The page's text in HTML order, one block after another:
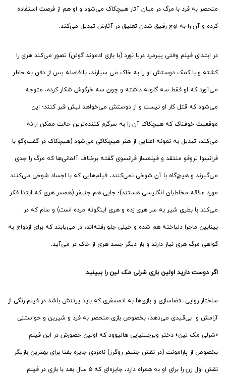
منحصر به فرد با مرگ در میان آثار هیچکاک می‌شود و او هم از فرصت استفاده
کرده و آن را به اوج رقیق شدن تعلیق در آثارش تبدیل می‌کند.
در ابتدای فیلم وقتی پیرمرد دریا نورد (با بازی ادموند گوئن) تصور می‌کند هری را
کشته و با کمک دوستش او را به خاک می سپارند، بلافاصله پس از دفن به خاطر
می‌آورد که او فقط سه گلوله داشته و چون سه خرگوش شکار کرده، متوجه
می‌شود که قتل کار او نیست و از دوستش می‌خواهد نبش قبر کنند؛ این
موقعیت خوفناک که هیچکاک آن را به سرگرم کننده‌ترین حالت ممکن ارائه
می‌کند، تبدیل به نمونه اعلایی از هنر هیچکاکی می‌شود (هیچکاک در گفت‌وگو با
فرانسوا تروفو منتقد و فیلمساز فرانسوی گفته برخلاف آلمانی‌ها که مرگ را جدی
می‌گیرند و هیچ‌گاه با آن شوخی نمی‌کنند، فیلم‌هایی که با اجساد شوخی می‌کنند
مورد علاقه مخاطبان انگلیسی هستند)؛ جایی هم جنیفر (همسر هری که ابتدا فکر
می‌کند با بطری شیر به سر هری زده و هری اینگونه مرده است) و سام که در
بینابین ماجرا دلباخته هم شده‌ و خیلی جلو رفته‌اند، در می‌یابند که برای ازدواج به
گواهی مرگ هری نیاز دارند و بار دیگر جسد هری از خاک در می‌آید.
اگر دوست دارید اولین بازی شرلی مک لین را ببینید
ساختار روایی، فضاسازی و بازی‌ها به اتمسفری که باید پرتنش باشد در فیلم رنگی از
آرامش و بی‌قیدی می‌دهد، بخصوص بازی منحصر به فرد و شیرین و خواستنی
«شرلی مک لین» دختر ویرجینیایی هالیوود که اولین حضورش در این فیلمِ
بخصوص از پارامونت (در نقش جنیفر روگرز) نامزدی جایزه بفتا برای بهترین بازیگر
نقش اول زن را برای او به همراه دارد، جایزه‌ای که ۵ سال بعد با بازی در فیلم